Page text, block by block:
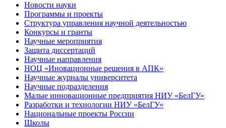
Новости науки
Программы и проекты
Структура управления научной деятельностью
Конкурсы и гранты
Научные мероприятия
Защита диссертаций
Научные направления
НОЦ «Иновационные решения в АПК»
Научные журналы университета
Научные подразделения
Малые инновационные предприятия НИУ «БелГУ»
Разработки и технологии НИУ «БелГУ»
Национальные проекты России
Школы